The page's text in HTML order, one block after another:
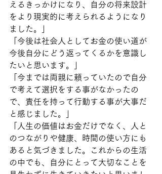
えるきっかけになり、自分の将来設計
をより現実的に考えられるようになり
ました。」
「今後は社会人としてお金の使い道が
今後自分にどう返ってくるかを意識し
たいと思います。」
「今までは両親に頼っていたので自分
で考えて選択をする事がなかったの
で、責任を持って行動する事が大事だ
と感じました。」
「人生の価値はお金だけでなく、人と
のつながりや健康、時間の使い方にも
あると気づきました。これからの生活
の中でも、自分にとって大切なことを